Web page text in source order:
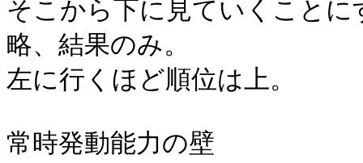
そこから下に見ていくこと
略、結果のみ。
左に行くほど順位は上。
常時発動能力の壁